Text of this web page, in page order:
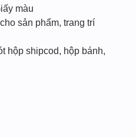
màu
sản phẩm, trang trí
hộp shipcod, hộp bánh,